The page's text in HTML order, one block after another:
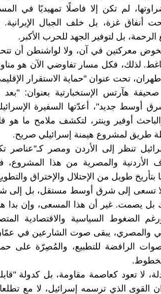
لم تكن إلا فاصلًا تمهيديًا في
أنفاق غزة، بل خلف الجبال
الرحمة، بل لتوفير الجهد للحرب الأكبر.
معركتين في آن، ولا لواشنطن أن
لذلك، فكل مسار تفاوضي الآن هو
تحت عنوان "حماية الاستقرار
هآرتس الإستخبارتية بعنوان:
أوسط جديد"، أعدّتها السفيرة
أوفير وينتر، لتكشف ملامح ما هو
طريق لمشروع هيمنة إسرائيلي صريح.
تنظر إلى الأردن ومصر كـ"عناصر
الأردنية والمصرية من هذا
طويل من الإحتلال والإختراق
لا تسعى إلى شرق أوسط مستقل، بل إلى
بل يصمت. غير أن هذا المسعى، وإن بدا
الضغوط السياسية والاقتصادية
والمصري، يبقى صوت الشارعين في
الرافضة للتطبيع، والمُصِرّة على
لا تعود كعاصمة مقاومة، بل كدولة
القوى الذي ترسمه إسرائيل، لا مع